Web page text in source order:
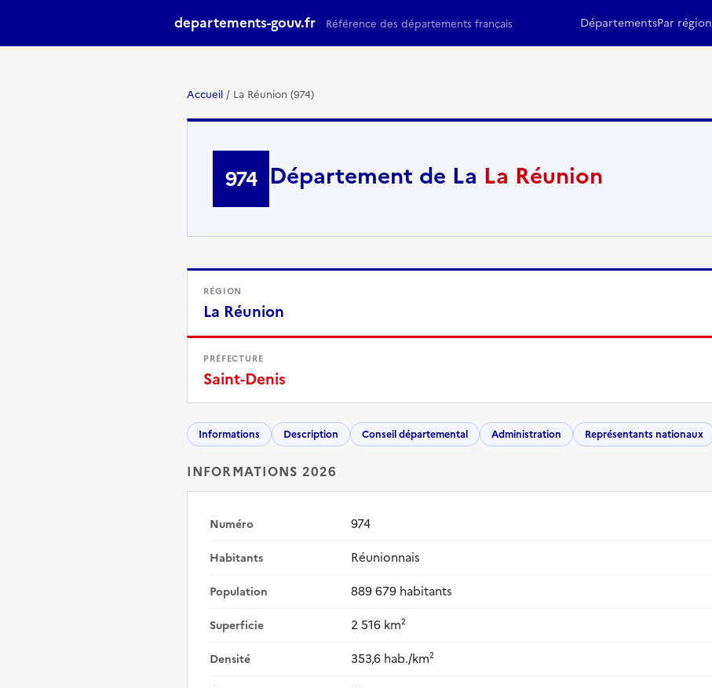
departements-gouv.fr Référence des départements français DépartementsPar région
Accueil / La Réunion (974)
974 Département de La La Réunion
RÉGION
La Réunion
PRÉFECTURE
Saint-Denis
Informations Description Conseil départemental Administration Représentants nationaux
INFORMATIONS 2026
Numéro 974
Habitants Réunionnais
Population 889 679 habitants
Superficie 2 516 km²
Densité 353,6 hab./km²